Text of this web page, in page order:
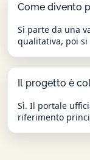
Come divento
Si parte da una
qualitativa, poi si
Il progetto è
Sì. Il portale
riferimento